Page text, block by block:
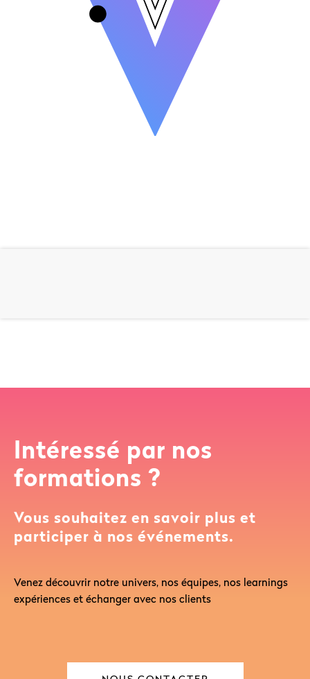
Intéressé par nos
formations ?
Vous souhaitez en savoir plus et
participer à nos événements.
Venez découvrir notre univers, nos équipes, nos learnings
expériences et échanger avec nos clients